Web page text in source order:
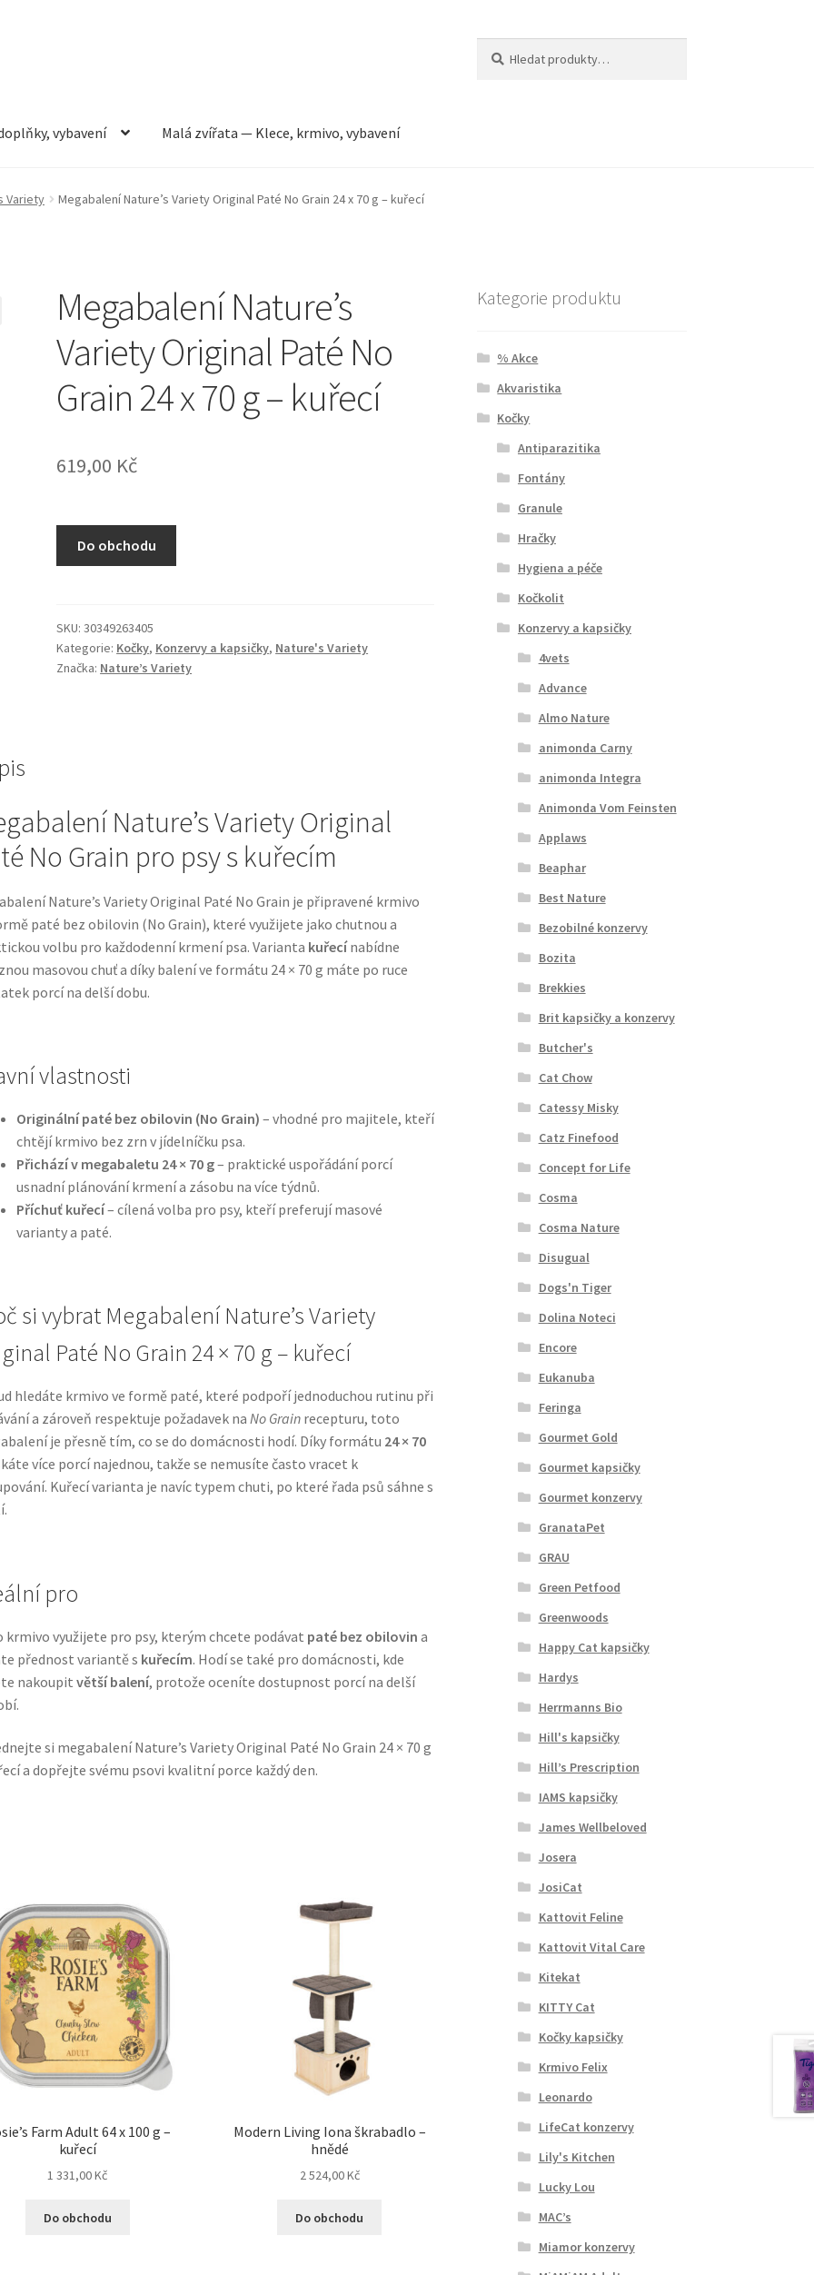
vybavení Malá zvířata — Klece, krmivo, vybavení
vybavení Můj účet Obchod PokladnaVše pro kočky
Variety Megabalení Nature’s Variety Original Paté No Grain 24 x 70 g – kuřecí
Megabalení Nature’s
Variety Original Paté No
Grain 24 x 70 g – kuřecí
619,00 Kč
Do obchodu
SKU:30349263405
Kategorie: Kočky, Konzervy a kapsičky, Nature's Variety
Značka: Nature’s Variety
Nature’s Variety Original
No Grain pro psy s kuřecím
Nature’s Variety Original Paté No Grain je připravené krmivo
paté bez obilovin (No Grain), které využijete jako chutnou a
volbu pro každodenní krmení psa. Varianta kuřecínabídne
masovou chuť a díky balení ve formátu 24 × 70 g máte po ruce
porcí na delší dobu.
vlastnosti
Originální paté bez obilovin (No Grain) – vhodné pro majitele, kteří
chtějí krmivo bez zrn v jídelníčku psa.
Přichází v megabaletu 24 × 70 g– praktické uspořádání porcí
usnadní plánování krmení a zásobu na více týdnů.
Příchuť kuřecí– cílená volba pro psy, kteří preferují masové
varianty a paté.
si vybrat Megabalení Nature’s Variety
Paté No Grain 24 × 70 g – kuřecí
hledáte krmivo ve formě paté, které podpoří jednoduchou rutinu při
a zároveň respektuje požadavek na No Grainrecepturu, toto
je přesně tím, co se do domácnosti hodí. Díky formátu 24 × 70
více porcí najednou, takže se nemusíte často vracet k
Kuřecí varianta je navíc typem chuti, po které řada psů sáhne s
pro
krmivo využijete pro psy, kterým chcete podávat paté bez obilovin a
přednost variantě s kuřecím. Hodí se také pro domácnosti, kde
nakoupit větší balení, protože oceníte dostupnost porcí na delší
si megabalení Nature’s Variety Original Paté No Grain 24 × 70 g
a dopřejte svému psovi kvalitní porce každý den.
Farm Adult 64 x 100 g –
kuřecí
1 331,00Kč
Do obchodu
Modern Living Iona škrabadlo –
hnědé
2 524,00Kč
Do obchodu
Kategorie produktu
% Akce
Akvaristika
Kočky
Antiparazitika
Fontány
Granule
Hračky
Hygiena a péče
Kočkolit
Konzervy a kapsičky
4vets
Advance
Almo Nature
animonda Carny
animonda Integra
Animonda Vom Feinsten
Applaws
Beaphar
Best Nature
Bezobilné konzervy
Bozita
Brekkies
Brit kapsičky a konzervy
Butcher's
Cat Chow
Catessy Misky
Catz Finefood
Concept for Life
Cosma
Cosma Nature
Disugual
Dogs'n Tiger
Dolina Noteci
Encore
Eukanuba
Feringa
Gourmet Gold
Gourmet kapsičky
Gourmet konzervy
GranataPet
GRAU
Green Petfood
Greenwoods
Happy Cat kapsičky
Hardys
Herrmanns Bio
Hill's kapsičky
Hill’s Prescription
IAMS kapsičky
James Wellbeloved
Josera
JosiCat
Kattovit Feline
Kattovit Vital Care
Kitekat
KITTY Cat
Kočky kapsičky
Krmivo Felix
Leonardo
LifeCat konzervy
Lily's Kitchen
Lucky Lou
MAC’s
Miamor konzervy